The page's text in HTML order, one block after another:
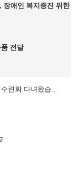
장애인 복지증진 위한
전달
수련회 다녀왔습…